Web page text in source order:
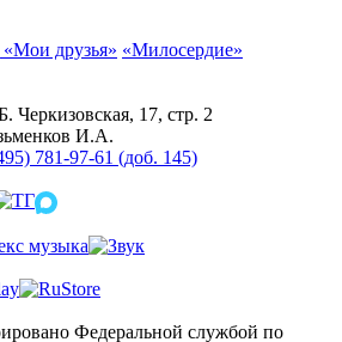
друзья» «Милосердие»
Черкизовская, 17, стр. 2
И.А.
781-97-61 (доб. 145)
Федеральной службой по